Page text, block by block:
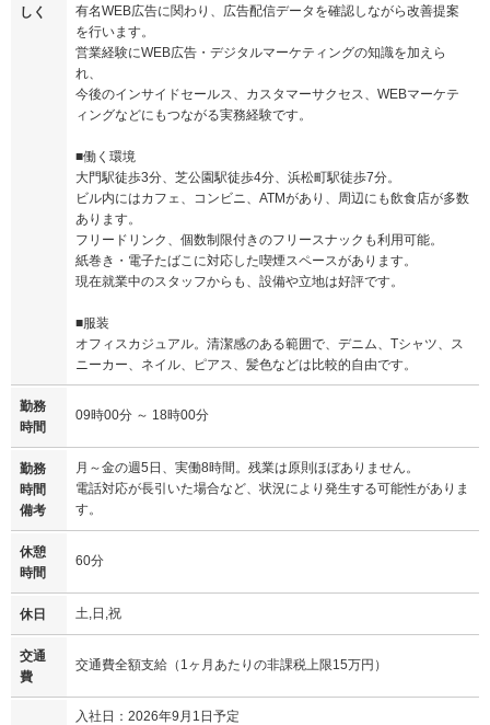
しく
有名WEB広告に関わり、広告配信データを確認しながら改善提案
を行います。
営業経験にWEB広告・デジタルマーケティングの知識を加えら
れ、
今後のインサイドセールス、カスタマーサクセス、WEBマーケテ
ィングなどにもつながる実務経験です。
■働く環境
大門駅徒歩3分、芝公園駅徒歩4分、浜松町駅徒歩7分。
ビル内にはカフェ、コンビニ、ATMがあり、周辺にも飲食店が多数
あります。
フリードリンク、個数制限付きのフリースナックも利用可能。
紙巻き・電子たばこに対応した喫煙スペースがあります。
現在就業中のスタッフからも、設備や立地は好評です。
■服装
オフィスカジュアル。清潔感のある範囲で、デニム、Tシャツ、ス
ニーカー、ネイル、ピアス、髪色などは比較的自由です。
勤務
時間
09時00分 ～ 18時00分
勤務
時間
備考
月～金の週5日、実働8時間。残業は原則ほぼありません。
電話対応が長引いた場合など、状況により発生する可能性がありま
す。
休憩
時間
60分
休日 土,日,祝
交通
費
交通費全額支給（1ヶ月あたりの非課税上限15万円）
入社日：2026年9月1日予定